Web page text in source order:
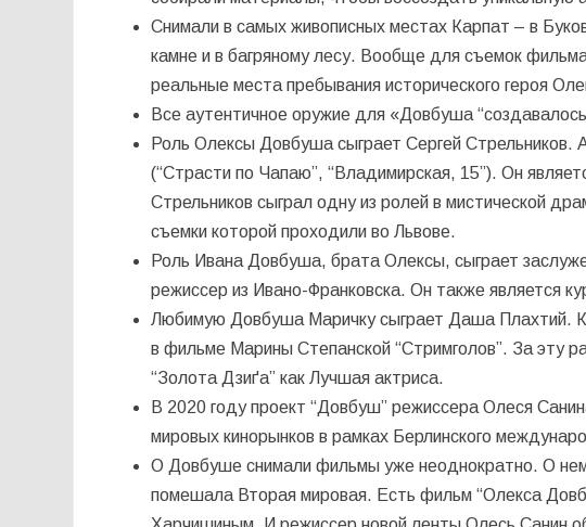
Снимали в самых живописных местах Карпат – в
камне и в багряному лесу. Вообще для съемок
реальные места пребывания исторического героя
Все аутентичное оружие для «Довбуша
Роль Олексы Довбуша сыграет Сергей Стрельников.
(“Страсти по Чапаю”, “Владимирская, 15”). Он
Стрельников сыграл одну из ролей в мистической
съемки которой проходили во Львове.
Роль Ивана Довбуша, брата Олексы, сыграет
режиссер из Ивано-Франковска. Он также является
Любимую Довбуша Маричку сыграет Даша Плахтий.
в фильме Марины Степанской “Стримголов”. За эту
“Золота Дзиґа” как Лучшая актриса.
В 2020 году проект “Довбуш” режиссера Олеся
мировых кинорынков в рамках Берлинского
О Довбуше снимали фильмы уже неоднократно. О
помешала Вторая мировая. Есть фильм “Олекса